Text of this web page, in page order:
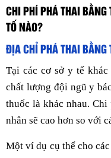
CHI PHÍ PHÁ THAI BẰNG
TỐ NÀO?
ĐỊA CHỈ PHÁ THAI BẰNG
Tại các cơ sở y tế
chất lượng đội ngũ y
thuốc là khác nhau.
nhân sẽ cao hơn so với
Một ví dụ cụ thể cho